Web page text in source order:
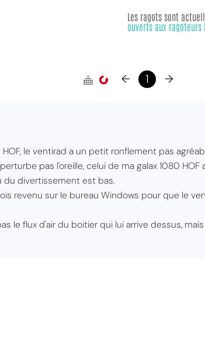
Les ragots sont
ouverts aux ragoteurs
← 1 →
le ventirad a un petit ronflement pas
pas l'oreille, celui de ma galax 1080
du divertissement est bas.
revenu sur le bureau Windows pour que le
le flux d'air du boitier qui lui arrive dessus,